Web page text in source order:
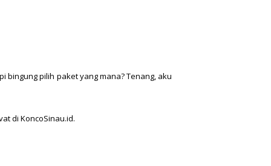
bingung pilih paket yang mana? Tenang, aku
di KoncoSinau.id.